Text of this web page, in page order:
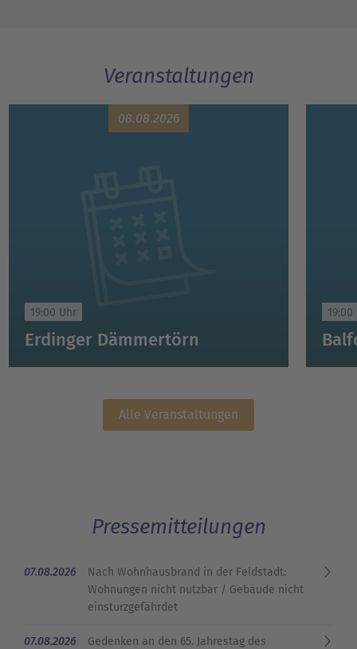
Veranstaltungen
08.08.2026
19:00 Uhr
Erdinger Dämmertörn
19:00
Alle Veranstaltungen
Pressemitteilungen
07.08.2026
Nach Wohnhausbrand in der Feldstadt:
Wohnungen nicht nutzbar / Gebäude nicht
einsturzgefährdet
07.08.2026 Gedenken an den 65. Jahrestag des